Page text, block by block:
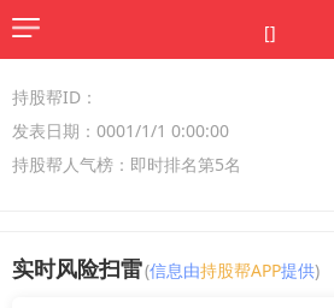
[]
持股帮ID：
发表日期：0001/1/1 0:00:00
持股帮人气榜：即时排名第5名
实时风险扫雷(信息由持股帮APP提供)